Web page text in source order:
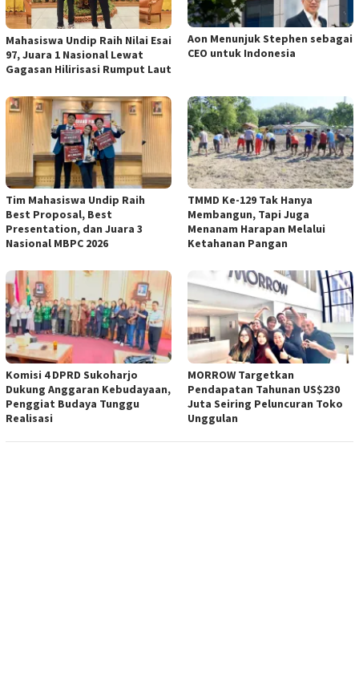
Mahasiswa Undip Raih Nilai Esai
97, Juara 1 Nasional Lewat
Gagasan Hilirisasi Rumput Laut
Aon Menunjuk Stephen sebagai
CEO untuk Indonesia
Tim Mahasiswa Undip Raih
Best Proposal, Best
Presentation, dan Juara 3
Nasional MBPC 2026
TMMD Ke-129 Tak Hanya
Membangun, Tapi Juga
Menanam Harapan Melalui
Ketahanan Pangan
Komisi 4 DPRD Sukoharjo
Dukung Anggaran Kebudayaan,
Penggiat Budaya Tunggu
Realisasi
MORROW Targetkan
Pendapatan Tahunan US$230
Juta Seiring Peluncuran Toko
Unggulan